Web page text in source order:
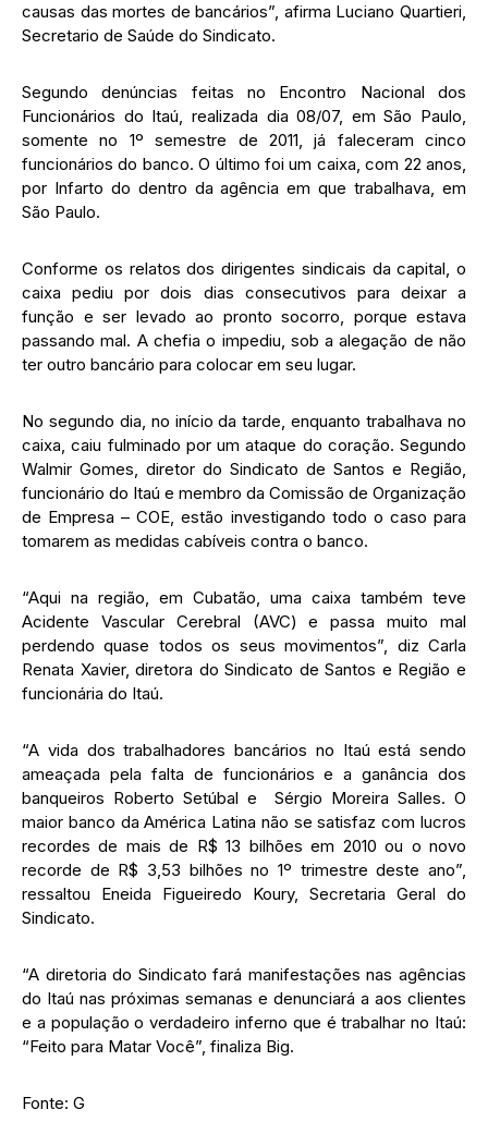
causas das mortes de bancários”, afirma Luciano Quartieri,
Secretario de Saúde do Sindicato.
Segundo denúncias feitas no Encontro Nacional dos
Funcionários do Itaú, realizada dia 08/07, em São Paulo,
somente no 1º semestre de 2011, já faleceram cinco
funcionários do banco. O último foi um caixa, com 22 anos,
por Infarto do dentro da agência em que trabalhava, em
São Paulo.
Conforme os relatos dos dirigentes sindicais da capital, o
caixa pediu por dois dias consecutivos para deixar a
função e ser levado ao pronto socorro, porque estava
passando mal. A chefia o impediu, sob a alegação de não
ter outro bancário para colocar em seu lugar.
No segundo dia, no início da tarde, enquanto trabalhava no
caixa, caiu fulminado por um ataque do coração. Segundo
Walmir Gomes, diretor do Sindicato de Santos e Região,
funcionário do Itaú e membro da Comissão de Organização
de Empresa – COE, estão investigando todo o caso para
tomarem as medidas cabíveis contra o banco.
“Aqui na região, em Cubatão, uma caixa também teve
Acidente Vascular Cerebral (AVC) e passa muito mal
perdendo quase todos os seus movimentos”, diz Carla
Renata Xavier, diretora do Sindicato de Santos e Região e
funcionária do Itaú.
“A vida dos trabalhadores bancários no Itaú está sendo
ameaçada pela falta de funcionários e a ganância dos
banqueiros Roberto Setúbal e Sérgio Moreira Salles. O
maior banco da América Latina não se satisfaz com lucros
recordes de mais de R$ 13 bilhões em 2010 ou o novo
recorde de R$ 3,53 bilhões no 1º trimestre deste ano”,
ressaltou Eneida Figueiredo Koury, Secretaria Geral do
Sindicato.
“A diretoria do Sindicato fará manifestações nas agências
do Itaú nas próximas semanas e denunciará a aos clientes
e a população o verdadeiro inferno que é trabalhar no Itaú:
“Feito para Matar Você”, finaliza Big.
Fonte: G